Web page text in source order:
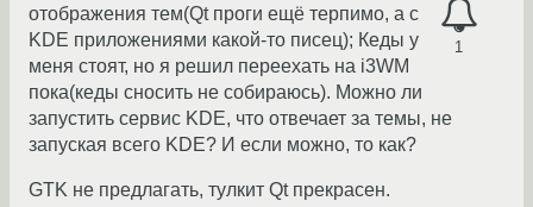
1
отображения тем(Qt проги ещё терпимо, а с
KDE приложениями какой-то писец); Кеды у
меня стоят, но я решил переехать на i3WM
пока(кеды сносить не собираюсь). Можно ли
запустить сервис KDE, что отвечает за темы, не
запуская всего KDE? И если можно, то как?
GTK не предлагать, тулкит Qt прекрасен.